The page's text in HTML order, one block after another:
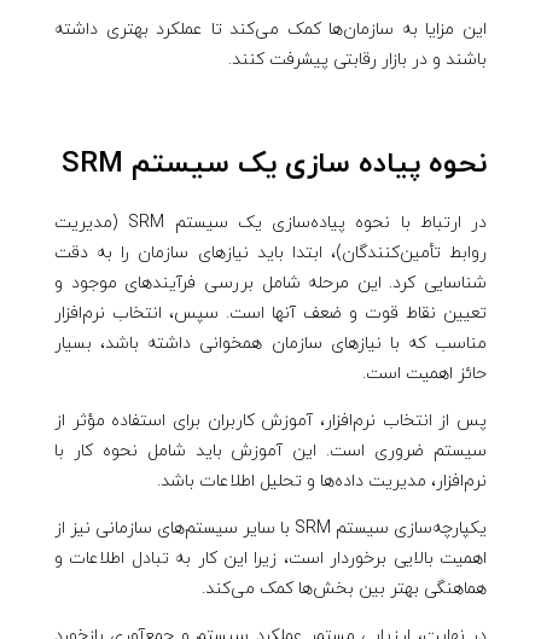
این مزایا به سازمان‌ها کمک می‌کند تا عملکرد بهتری داشته
باشند و در بازار رقابتی پیشرفت کنند.
نحوه پیاده سازی یک سیستم SRM
در ارتباط با نحوه پیاده‌سازی یک سیستم SRM (مدیریت
روابط تأمین‌کنندگان)، ابتدا باید نیازهای سازمان را به دقت
شناسایی کرد. این مرحله شامل بررسی فرآیندهای موجود و
تعیین نقاط قوت و ضعف آنها است. سپس، انتخاب نرم‌افزار
مناسب که با نیازهای سازمان همخوانی داشته باشد، بسیار
حائز اهمیت است.
پس از انتخاب نرم‌افزار، آموزش کاربران برای استفاده مؤثر از
سیستم ضروری است. این آموزش باید شامل نحوه کار با
نرم‌افزار، مدیریت داده‌ها و تحلیل اطلاعات باشد.
یکپارچه‌سازی سیستم SRM با سایر سیستم‌های سازمانی نیز از
اهمیت بالایی برخوردار است، زیرا این کار به تبادل اطلاعات و
هماهنگی بهتر بین بخش‌ها کمک می‌کند.